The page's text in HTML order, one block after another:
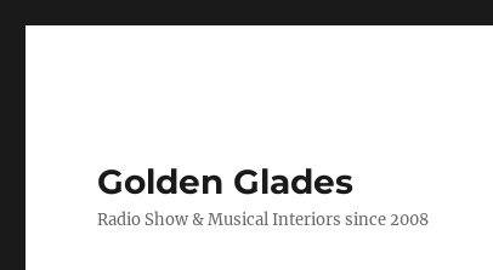
Golden Glades
Radio Show & Musical Interiors since 2008